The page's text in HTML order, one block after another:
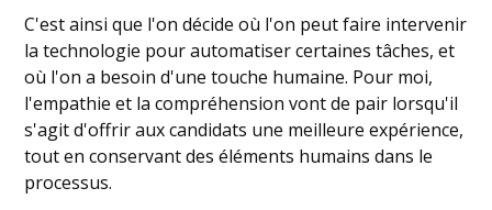
C'est ainsi que l'on décide où l'on peut faire intervenir
la technologie pour automatiser certaines tâches, et
où l'on a besoin d'une touche humaine. Pour moi,
l'empathie et la compréhension vont de pair lorsqu'il
s'agit d'offrir aux candidats une meilleure expérience,
tout en conservant des éléments humains dans le
processus.